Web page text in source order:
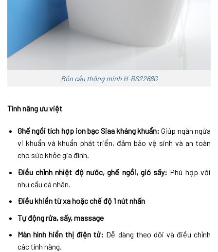
Bồn cầu thông minh H-BS2268G
Tính năng ưu việt
Ghế ngồi tích hợp ion bạc Siaa kháng khuẩn: Giúp ngăn ngừa
vi khuẩn và khuẩn phát triển, đảm bảo vệ sinh và an toàn
cho sức khỏe gia đình.
Điều chỉnh nhiệt độ nước, ghế ngồi, gió sấy: Phù hợp với
nhu cầu cá nhân.
Điều khiển từ xa hoặc chế độ 1 nút nhấn
Tự động rửa, sấy, massage
Màn hình hiển thị điện tử: Dễ dàng theo dõi và điều chỉnh
các tính năng.